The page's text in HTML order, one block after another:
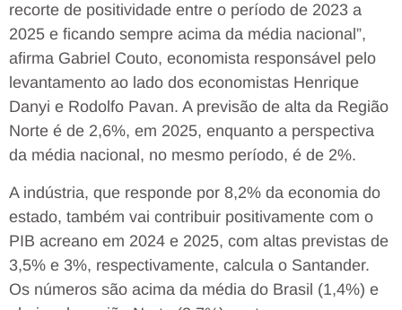
recorte de positividade entre o período de 2023 a
2025 e ficando sempre acima da média nacional”,
afirma Gabriel Couto, economista responsável pelo
levantamento ao lado dos economistas Henrique
Danyi e Rodolfo Pavan. A previsão de alta da Região
Norte é de 2,6%, em 2025, enquanto a perspectiva
da média nacional, no mesmo período, é de 2%.
A indústria, que responde por 8,2% da economia do
estado, também vai contribuir positivamente com o
PIB acreano em 2024 e 2025, com altas previstas de
3,5% e 3%, respectivamente, calcula o Santander.
Os números são acima da média do Brasil (1,4%) e